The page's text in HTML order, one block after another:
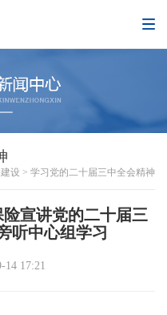
设 > 学习党的二十届三中全会精神
宣讲党的二十届三
听中心组学习
14 17:21